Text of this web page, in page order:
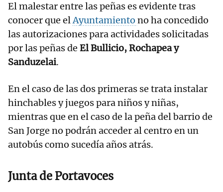
El malestar entre las peñas es evidente tras
conocer que elAyuntamiento no ha concedido
las autorizaciones para actividades solicitadas
por las peñas de El Bullicio, Rochapea y
Sanduzelai.
En el caso de las dos primeras se trata instalar
hinchables y juegos para niños y niñas,
mientras que en el caso de la peña del barrio de
San Jorge no podrán acceder al centro en un
autobús como sucedía años atrás.
Junta de Portavoces